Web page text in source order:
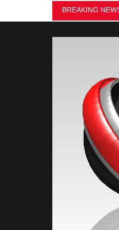
BREAKING
ΣΤΟ ΑΡΓΟΣΤΌΛΙ »Μπράουνις